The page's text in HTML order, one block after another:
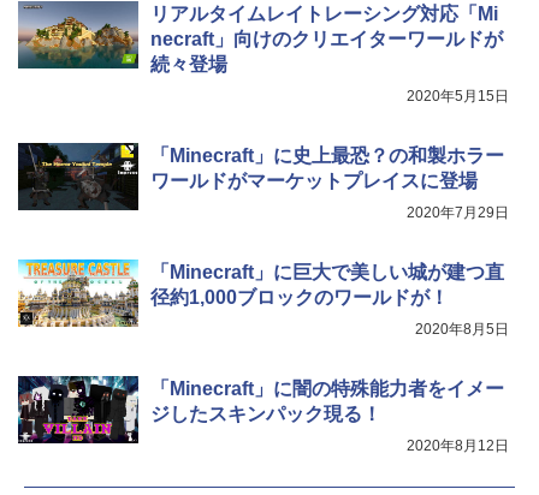
き、グラファイト
￥115,980
リアルタイムレイトレーシング対応「Mi
necraft」向けのクリエイターワールドが
続々登場
2020年5月15日
「Minecraft」に史上最恐？の和製ホラー
ワールドがマーケットプレイスに登場
2020年7月29日
「Minecraft」に巨大で美しい城が建つ直
径約1,000ブロックのワールドが！
2020年8月5日
「Minecraft」に闇の特殊能力者をイメー
ジしたスキンパック現る！
2020年8月12日